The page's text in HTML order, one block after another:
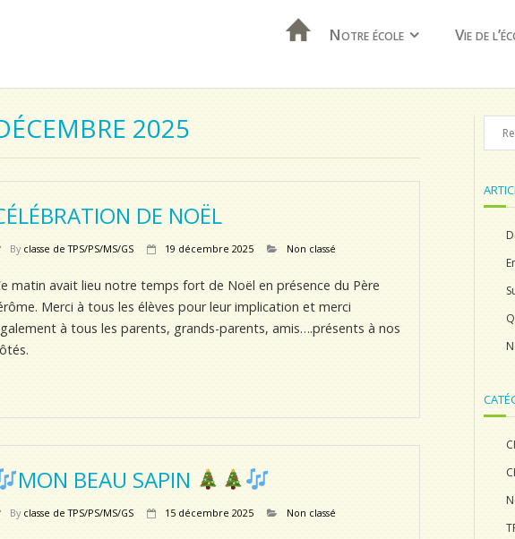
Notre école Vie de
2025
DE NOËL
By classe de TPS/PS/MS/GS 19 décembre 2025 Non classé
matin avait lieu notre temps fort de Noël en présence du Père
Merci à tous les élèves pour leur implication et merci
à tous les parents, grands-parents, amis….présents à nos
MON BEAU SAPIN
By classe de TPS/PS/MS/GS 15 décembre 2025 Non classé